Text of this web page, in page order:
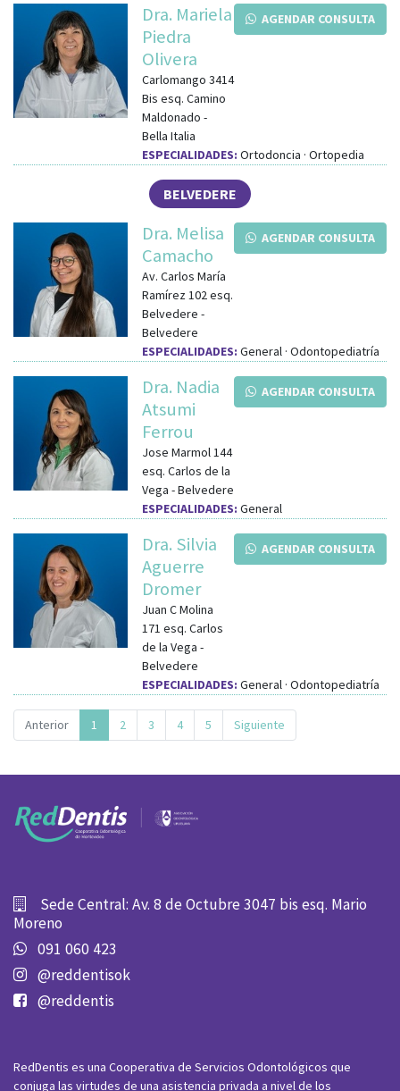
AGENDAR CONSULTA
Dra. Mariela
Piedra
Olivera
Carlomango 3414
Bis esq. Camino
Maldonado -
Bella Italia
ESPECIALIDADES: Ortodoncia · Ortopedia
BELVEDERE
AGENDAR CONSULTA
Dra. Melisa
Camacho
Av. Carlos María
Ramírez 102esq.
Belvedere -
Belvedere
ESPECIALIDADES: General · Odontopediatría
AGENDAR CONSULTA
Dra. Nadia
Atsumi
Ferrou
Jose Marmol 144
esq. Carlos de la
Vega -Belvedere
ESPECIALIDADES: General
AGENDAR CONSULTA
Dra. Silvia
Aguerre
Dromer
Juan C Molina
171 esq. Carlos
de la Vega -
Belvedere
ESPECIALIDADES: General · Odontopediatría
Anterior 1 2 3 4 5 Siguiente
Sede Central: Av. 8 de Octubre 3047 bis esq. Mario
Moreno
091 060 423
@reddentisok
@reddentis
RedDentis es una Cooperativa de Servicios Odontológicos que
conjuga las virtudes de una asistencia privada a nivel de los